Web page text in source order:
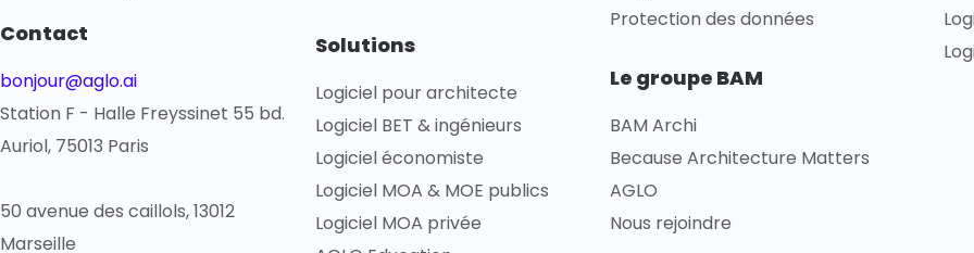
Contact
bonjour@aglo.ai
Station F - Halle Freyssinet 55 bd.
Auriol, 75013 Paris
50 avenue des caillols, 13012
Marseille
Solutions
Logiciel pour architecte
Logiciel BET & ingénieurs
Logiciel économiste
Logiciel MOA & MOE publics
Logiciel MOA privée
Protection des données
Le groupe BAM
BAM Archi
Because Architecture Matters
AGLO
Nous rejoindre